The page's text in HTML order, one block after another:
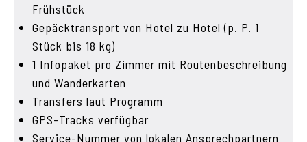
Frühstück
Gepäcktransport von Hotel zu Hotel (p. P. 1
Stück bis 18 kg)
1 Infopaket pro Zimmer mit Routenbeschreibung
und Wanderkarten
Transfers laut Programm
GPS-Tracks verfügbar
Service-Nummer von lokalen Ansprechpartnern